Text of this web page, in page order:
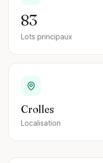
83
Lots principaux
Crolles
Localisation